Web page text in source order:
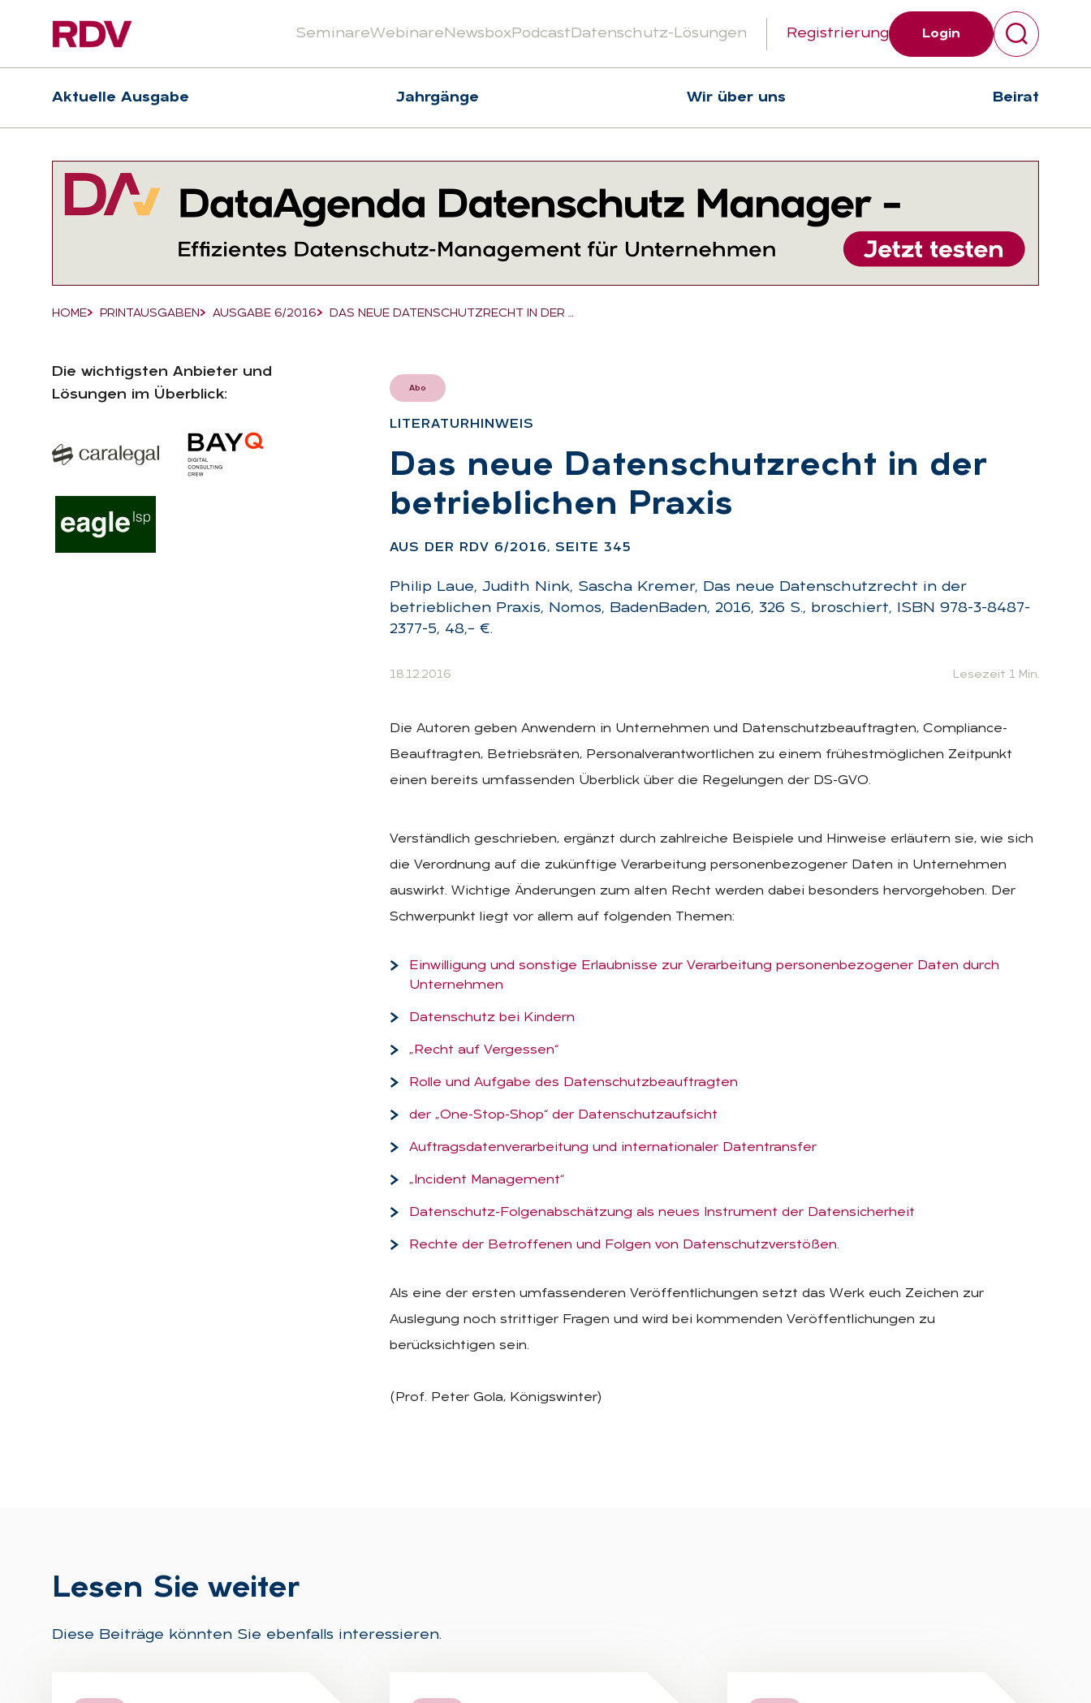
Suchfeld
SeminareWebinareNewsboxPodcastDatenschutz-Lösungen Registrierung Login
Hauptnavigation
Aktuelle Ausgabe Jahrgänge Wir über uns Beirat
Breadcrumb-Navigation
HOME PRINTAUSGABEN AUSGABE 6/2016 DAS NEUE DATENSCHUTZRECHT IN DER …
Die wichtigsten Anbieter und
Lösungen im Überblick:
Abo
LI­TE­RA­TUR­HIN­WEIS
:
Das neue Da­ten­schutz­recht in der
be­trieb­li­chen Pra­xis
AUS DER RDV 6/2016, SEI­TE 345
Philip Laue, Judith Nink, Sascha Kremer, Das neue Datenschutzrecht in der
betrieblichen Praxis, Nomos, BadenBaden, 2016, 326 S., broschiert, ISBN 978-3-8487-
2377-5, 48,– €.
18.12.2016 Lesezeit 1 Min.
Die Autoren geben Anwendern in Unternehmen und Datenschutzbeauftragten, Compliance-
Beauftragten, Betriebsräten, Personalverantwortlichen zu einem frühestmöglichen Zeitpunkt
einen bereits umfassenden Überblick über die Regelungen der DS-GVO.
Verständlich geschrieben, ergänzt durch zahlreiche Beispiele und Hinweise erläutern sie, wie sich
die Verordnung auf die zukünftige Verarbeitung personenbezogener Daten in Unternehmen
auswirkt. Wichtige Änderungen zum alten Recht werden dabei besonders hervorgehoben. Der
Schwerpunkt liegt vor allem auf folgenden Themen:
Einwilligung und sonstige Erlaubnisse zur Verarbeitung personenbezogener Daten durch
Unternehmen
Datenschutz bei Kindern
„Recht auf Vergessen“
Rolle und Aufgabe des Datenschutzbeauftragten
der „One-Stop-Shop“ der Datenschutzaufsicht
Auftragsdatenverarbeitung und internationaler Datentransfer
„Incident Management“
Datenschutz-Folgenabschätzung als neues Instrument der Datensicherheit
Rechte der Betroffenen und Folgen von Datenschutzverstößen.
Als eine der ersten umfassenderen Veröffentlichungen setzt das Werk euch Zeichen zur
Auslegung noch strittiger Fragen und wird bei kommenden Veröffentlichungen zu
berücksichtigen sein.
(Prof. Peter Gola, Königswinter)
Le­sen Sie wei­ter
Diese Beiträge könnten Sie ebenfalls interessieren.